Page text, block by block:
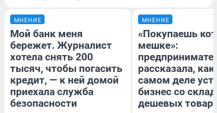
МНЕНИЕ
Мой банк меня
бережет. Журналист
хотела снять 200
тысяч, чтобы погасить
кредит, — к ней домой
приехала служба
безопасности
МНЕНИЕ
«Покупаешь
мешке»:
рассказала, как
самом деле
бизнес со
дешевых